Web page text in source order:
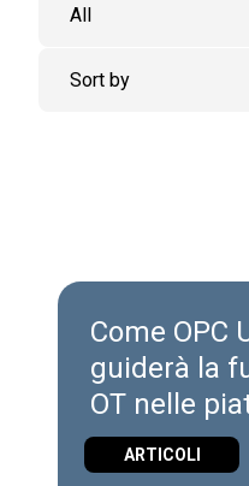
Come OPC
guiderà la
OT nelle
ARTICOLI